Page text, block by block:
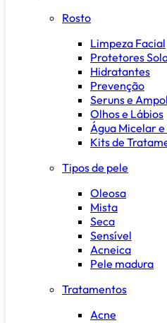
Rosto
Limpeza Facial
Protetores
Hidratantes
Prevenção
Seruns e
Olhos e Lábios
Água Micelar
Kits de
Tipos de pele
Oleosa
Mista
Seca
Sensível
Acneica
Pele madura
Tratamentos
Acne